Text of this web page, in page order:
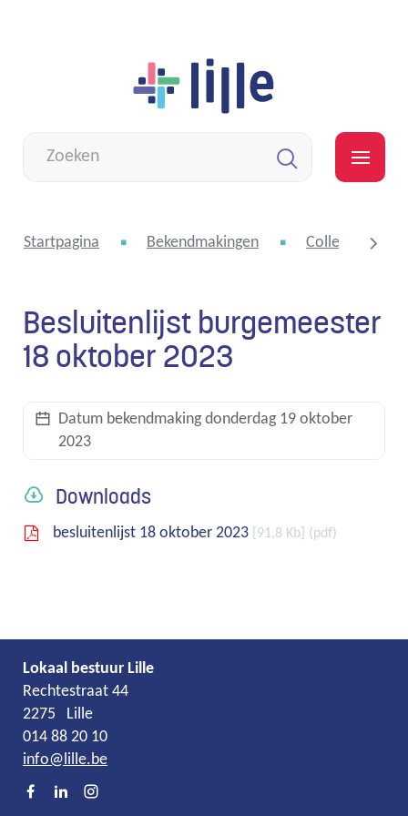
inhoud
zoek
scroll
Startpagina Bekendmakingen College van
Besluitenlijst burgemeester
18 oktober 2023
Datum bekendmakingdonderdag 19 oktober
2023
Downloads
besluitenlijst 18 oktober 2023 91,8 Kb pdf
Lokaal bestuur Lille
Adres
Rechtestraat 44
2275
Lille
Tel.
014 88 20 10
E-
mail
info@lille.be